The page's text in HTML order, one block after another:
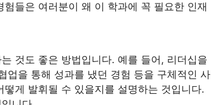
들은 여러분이 왜 이 학과에 꼭 필요한 인재
것도 좋은 방법입니다. 예를 들어, 리더십을
업을 통해 성과를 냈던 경험 등을 구체적인 사
게 발휘될 수 있을지를 설명하는 것입니다.